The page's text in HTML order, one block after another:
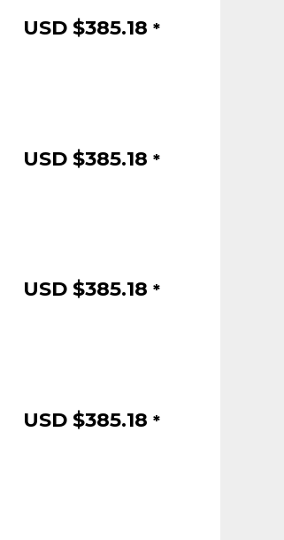
USD $385.18 *
USD $385.18 *
USD $385.18 *
USD $385.18 *